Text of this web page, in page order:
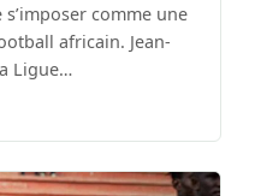
comme une
africain. Jean-
Ligue…